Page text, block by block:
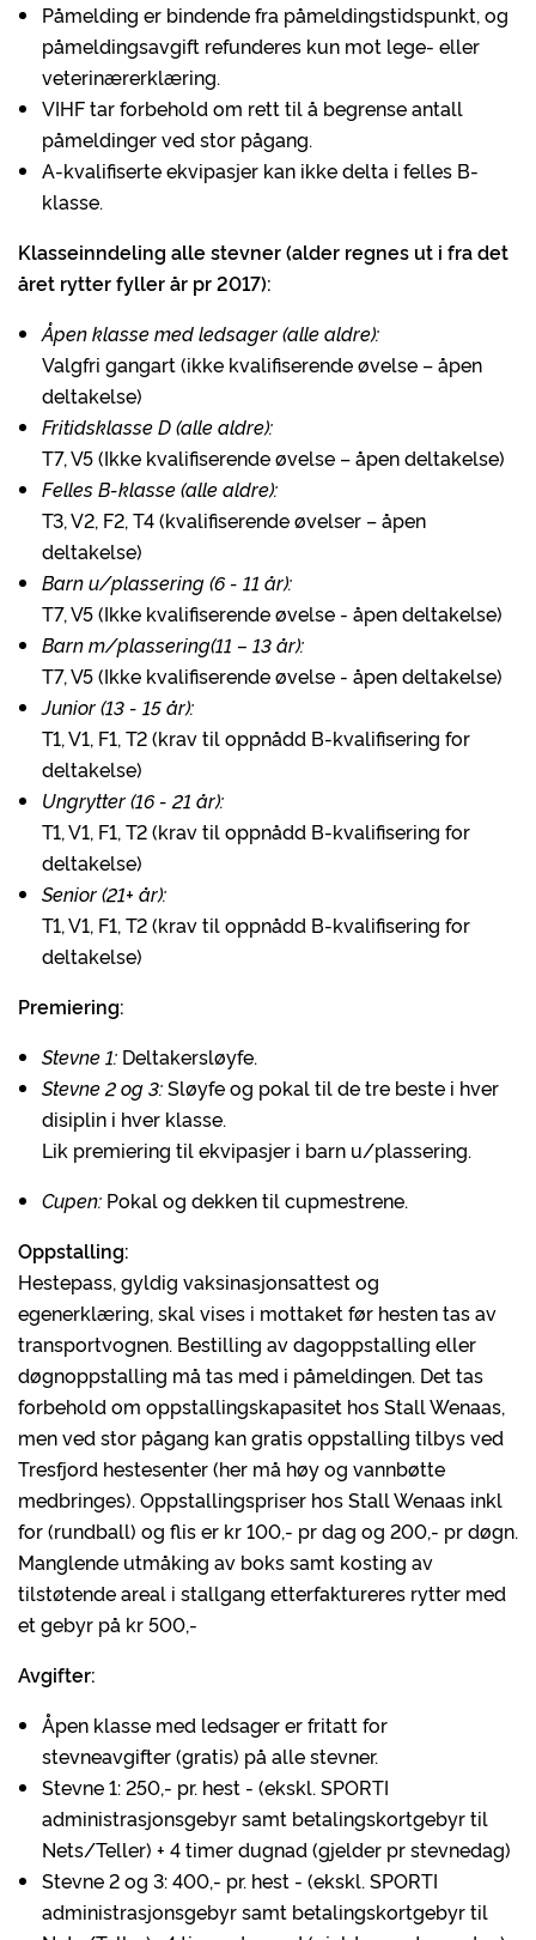
Påmelding er bindende fra påmeldingstidspunkt, og
påmeldingsavgift refunderes kun mot lege- eller
veterinærerklæring.
VIHF tar forbehold om rett til å begrense antall
påmeldinger ved stor pågang.
A-kvalifiserte ekvipasjer kan ikke delta i felles B-
klasse.
Klasseinndeling alle stevner (alder regnes ut i fra det
året rytter fyller år pr 2017):
Åpen klasse med ledsager (alle aldre):
Valgfri gangart (ikke kvalifiserende øvelse – åpen
deltakelse)
Fritidsklasse D (alle aldre):
T7, V5 (Ikke kvalifiserende øvelse – åpen deltakelse)
Felles B-klasse (alle aldre):
T3, V2, F2, T4 (kvalifiserende øvelser – åpen
deltakelse)
Barn u/plassering (6 - 11 år):
T7, V5 (Ikke kvalifiserende øvelse - åpen deltakelse)
Barn m/plassering(11 – 13 år):
T7, V5 (Ikke kvalifiserende øvelse - åpen deltakelse)
Junior (13 - 15 år):
T1, V1, F1, T2 (krav til oppnådd B-kvalifisering for
deltakelse)
Ungrytter (16 - 21 år):
T1, V1, F1, T2 (krav til oppnådd B-kvalifisering for
deltakelse)
Senior (21+ år):
T1, V1, F1, T2 (krav til oppnådd B-kvalifisering for
deltakelse)
Premiering:
Stevne 1: Deltakersløyfe.
Stevne 2 og 3:Sløyfe og pokal til de tre beste i hver
disiplin i hver klasse.
Lik premiering til ekvipasjer i barn u/plassering.
Cupen: Pokal og dekken til cupmestrene.
Oppstalling:
Hestepass, gyldig vaksinasjonsattest og
egenerklæring, skal vises i mottaket før hesten tas av
transportvognen. Bestilling av dagoppstalling eller
døgnoppstalling må tas med i påmeldingen. Det tas
forbehold om oppstallingskapasitet hos Stall Wenaas,
men ved stor pågang kan gratis oppstalling tilbys ved
Tresfjord hestesenter (her må høy og vannbøtte
medbringes). Oppstallingspriser hos Stall Wenaas inkl
for (rundball) og flis er kr 100,- pr dag og 200,- pr døgn.
Manglende utmåking av boks samt kosting av
tilstøtende areal i stallgang etterfaktureres rytter med
et gebyr på kr 500,-
Avgifter:
Åpen klasse med ledsager er fritatt for
stevneavgifter (gratis) på alle stevner.
Stevne 1: 250,- pr. hest - (ekskl. SPORTI
administrasjonsgebyr samt betalingskortgebyr til
Nets/Teller) + 4 timer dugnad (gjelder pr stevnedag)
Stevne 2 og 3: 400,- pr. hest - (ekskl. SPORTI
administrasjonsgebyr samt betalingskortgebyr til